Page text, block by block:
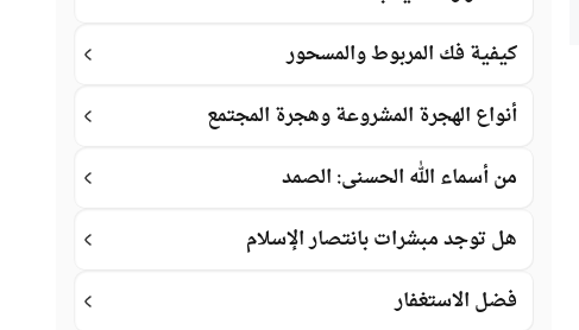
كيفية فك المربوط والمسحور
أنواع الهجرة المشروعة وهجرة المجتمع
من أسماء الله الحسنى: الصمد
هل توجد مبشرات بانتصار الإسلام
فضل الاستغفار